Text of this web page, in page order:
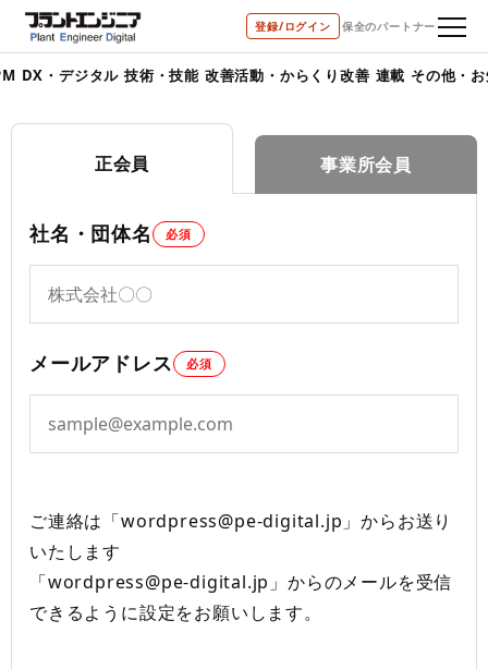
登録/ログイン 保全のパートナー
DX・デジタル 技術・技能 改善活動・からくり改善 連載 その他・
正会員 事業所会員
社名・団体名 必須
メールアドレス 必須
ご連絡は「wordpress@pe-digital.jp」からお送り
いたします
「wordpress@pe-digital.jp」からのメールを受信
できるように設定をお願いします。